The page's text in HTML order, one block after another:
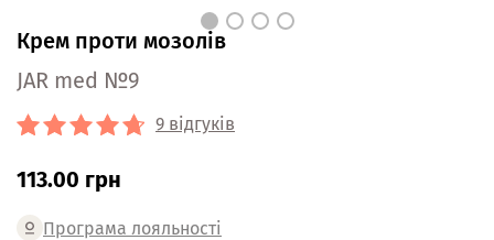
Крем проти мозолів
JAR med №9
9 відгуків
113.00 грн
Програма лояльності